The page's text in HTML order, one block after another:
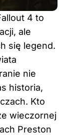
4 to
ale
się legend.
nie
historia,
Kto
wieczornej
Preston